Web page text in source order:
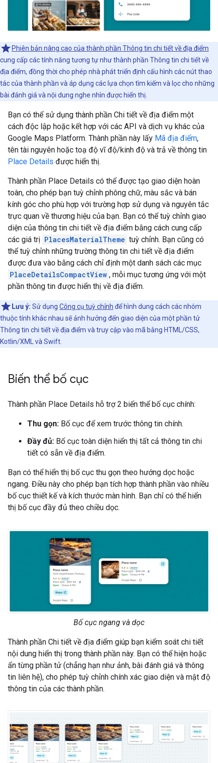
Phiên bản nâng cao của thành phần Thông tin chi tiết về địa điểm
cung cấp các tính năng tương tự như thành phần Thông tin chi tiết về
địa điểm, đồng thời cho phép nhà phát triển định cấu hình các nút thao
tác của thành phần và áp dụng các lựa chọn tìm kiếm và lọc cho những
bài đánh giá và nội dung nghe nhìn được hiển thị.
Bạn có thể sử dụng thành phần Chi tiết về địa điểm một
cách độc lập hoặc kết hợp với các API và dịch vụ khác của
Google Maps Platform. Thành phần này lấy Mã địa điểm,
tên tài nguyên hoặc toạ độ vĩ độ/kinh độ và trả về thông tin
Place Details được hiển thị.
Thành phần Place Details có thể được tạo giao diện hoàn
toàn, cho phép bạn tuỳ chỉnh phông chữ, màu sắc và bán
kính góc cho phù hợp với trường hợp sử dụng và nguyên tắc
trực quan về thương hiệu của bạn. Bạn có thể tuỳ chỉnh giao
diện của thông tin chi tiết về địa điểm bằng cách cung cấp
các giá trị PlacesMaterialTheme tuỳ chỉnh. Bạn cũng có
thể tuỳ chỉnh những trường thông tin chi tiết về địa điểm
được đưa vào bằng cách chỉ định một danh sách các mục
PlaceDetailsCompactView , mỗi mục tương ứng với một
phần thông tin được hiển thị về địa điểm.
Lưu ý: Sử dụng Công cụ tuỳ chỉnh để hình dung cách các nhóm
thuộc tính khác nhau sẽ ảnh hưởng đến giao diện của một phần tử
Thông tin chi tiết về địa điểm và truy cập vào mã bằng HTML/CSS,
Kotlin/XML và Swift.
Biến thể bố cục
Thành phần Place Details hỗ trợ 2 biến thể bố cục chính:
Thu gọn: Bố cục để xem trước thông tin chính.
Đầy đủ: Bố cục toàn diện hiển thị tất cả thông tin chi
tiết có sẵn về địa điểm.
Bạn có thể hiển thị bố cục thu gọn theo hướng dọc hoặc
ngang. Điều này cho phép bạn tích hợp thành phần vào nhiều
bố cục thiết kế và kích thước màn hình. Bạn chỉ có thể hiển
thị bố cục đầy đủ theo chiều dọc.
Bố cục ngang và dọc
Thành phần Chi tiết về địa điểm giúp bạn kiểm soát chi tiết
nội dung hiển thị trong thành phần này. Bạn có thể hiện hoặc
ẩn từng phần tử (chẳng hạn như ảnh, bài đánh giá và thông
tin liên hệ), cho phép tuỳ chỉnh chính xác giao diện và mật độ
thông tin của các thành phần.